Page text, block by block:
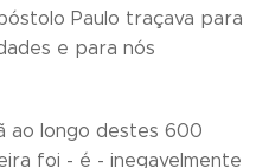
Paulo traçava para
e para nós
ao longo destes 600
foi - é - inegavelmente